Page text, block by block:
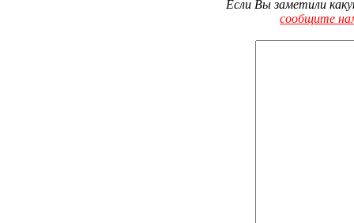
Если Вы заметили
сообщите